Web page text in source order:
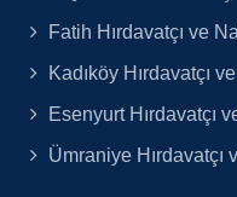
Fatih Hırdavatçı ve
Kadıköy Hırdavatçı
Esenyurt Hırdavatçı
Ümraniye Hırdavatçı